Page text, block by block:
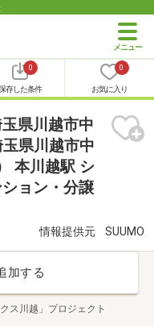
0
存した条件
0
お気に入り
県川越市中
県川越市中
本川越駅 シ
ョン・分譲
情報提供元 SUUMO
加する
ス川越」プロジェクト